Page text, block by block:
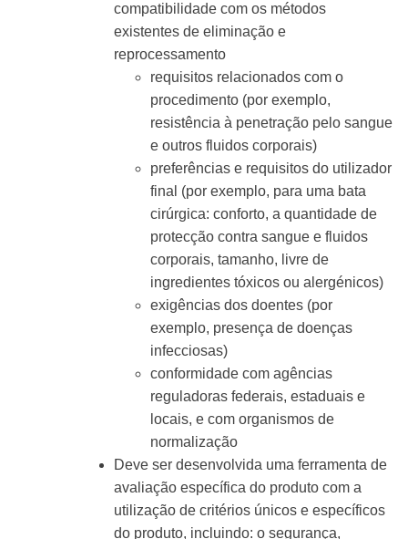
compatibilidade com os métodos
existentes de eliminação e
reprocessamento
requisitos relacionados com o
procedimento (por exemplo,
resistência à penetração pelo sangue
e outros fluidos corporais)
preferências e requisitos do utilizador
final (por exemplo, para uma bata
cirúrgica: conforto, a quantidade de
protecção contra sangue e fluidos
corporais, tamanho, livre de
ingredientes tóxicos ou alergénicos)
exigências dos doentes (por
exemplo, presença de doenças
infecciosas)
conformidade com agências
reguladoras federais, estaduais e
locais, e com organismos de
normalização
Deve ser desenvolvida uma ferramenta de
avaliação específica do produto com a
utilização de critérios únicos e específicos
do produto, incluindo: o segurança,